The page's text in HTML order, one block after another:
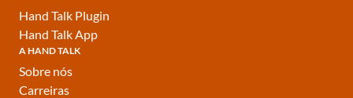
Hand Talk Plugin
Hand Talk App
A HAND TALK
Sobre nós
Carreiras